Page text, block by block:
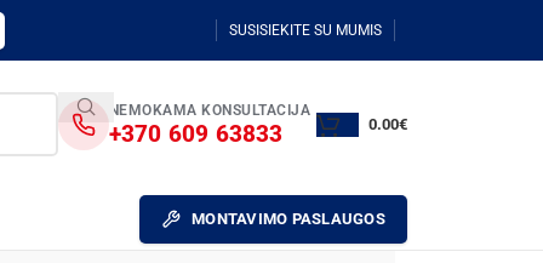
SUSISIEKITE SU MUMIS
NEMOKAMA KONSULTACIJA
+370 609 63833 0.00€
MONTAVIMO PASLAUGOS